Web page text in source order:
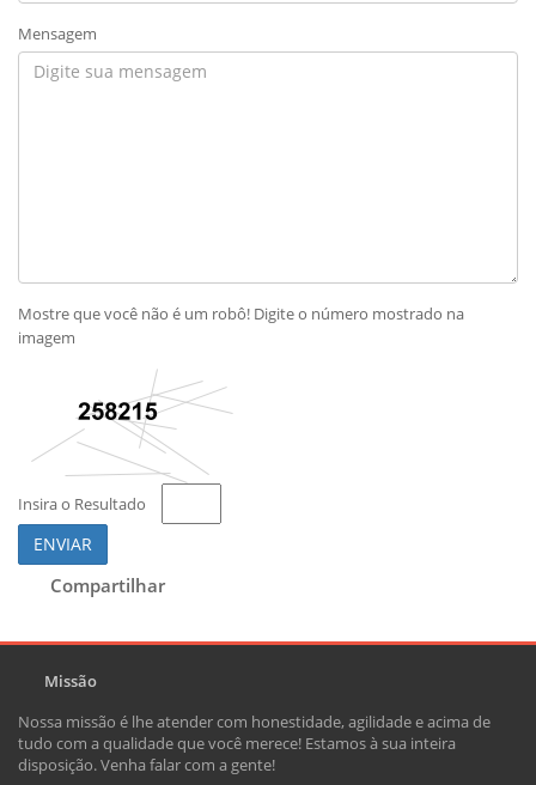
Mensagem
Mostre que você não é um robô! Digite o número mostrado na
imagem
Insira o Resultado
ENVIAR
Compartilhar
Missão
Nossa missão é lhe atender com honestidade, agilidade e acima de
tudo com a qualidade que você merece! Estamos à sua inteira
disposição. Venha falar com a gente!